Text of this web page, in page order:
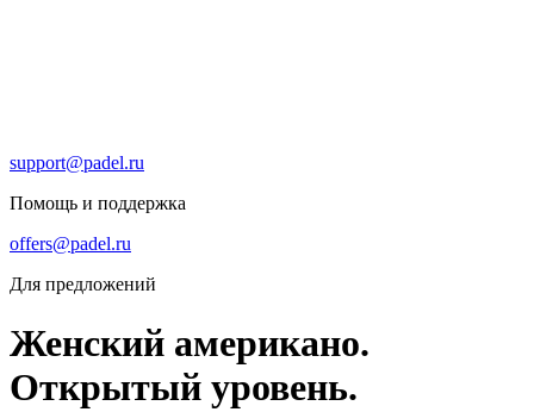
support@padel.ru
Помощь и поддержка
offers@padel.ru
Для предложений
Женский американо.
Открытый уровень.